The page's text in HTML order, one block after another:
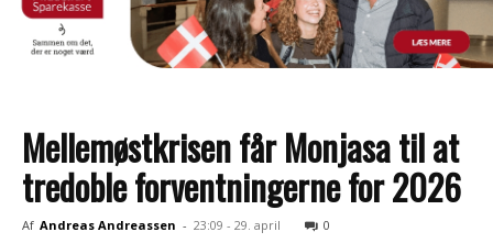
Mellemøstkrisen får Monjasa til at
tredoble forventningerne for 2026
Af Andreas Andreassen - 23:09 - 29. april 0